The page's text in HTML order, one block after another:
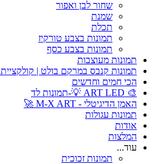
שחור לבן ואפור
שמנת
תכלת
תמונות בצבע טורקיז
תמונות בצבע כסף
תמונות מעוצבות
תמונות קנבס במרקם בולט | קולקציית Art Touch
הכי חמים וחדשים
🎨 ART LED 💡-תמונות לד
האמן הדיגיטלי - M-X ART 🚀
תמונות עגולות
אודות
המלצות
עוד...
תמונות זכוכית